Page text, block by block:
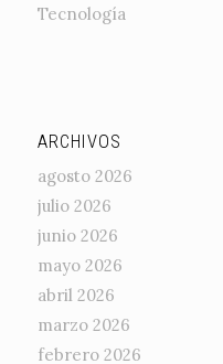
Tecnología
ARCHIVOS
agosto 2026
julio 2026
junio 2026
mayo 2026
abril 2026
marzo 2026
febrero 2026